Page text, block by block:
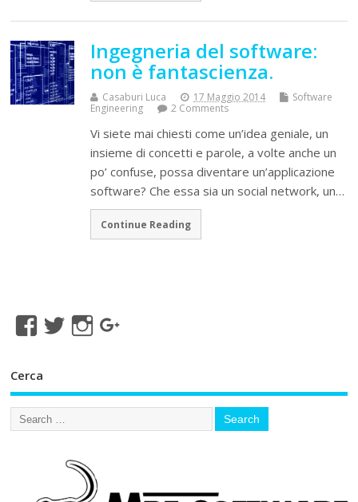
Ingegneria del software:
non è fantascienza.
Casaburi Luca 17 Maggio 2014
Software
Engineering
2 Comments
Vi siete mai chiesti come un’idea geniale, un
insieme di concetti e parole, a volte anche un
po’ confuse, possa diventare un’applicazione
software? Che essa sia un social network, un…
Continue Reading
Cerca